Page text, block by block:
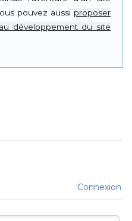
pouvez aussi proposer
développement du site
Connexion